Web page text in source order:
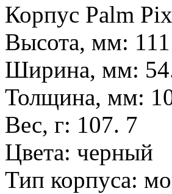
Корпус Palm
Высота, мм: 111
Ширина, мм:
Толщина, мм:
Вес, г: 107. 7
Цвета: черный
Тип корпуса: